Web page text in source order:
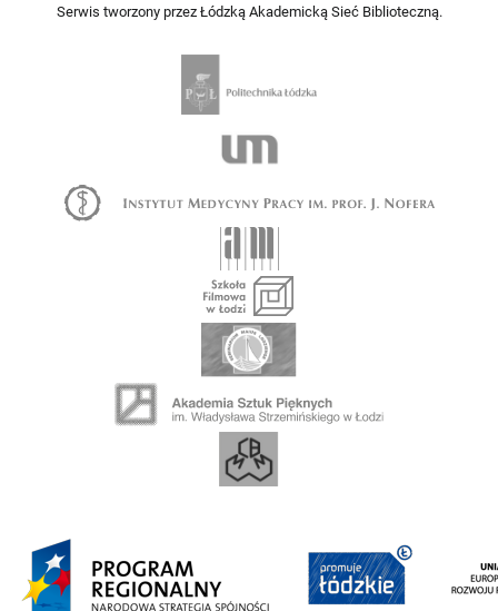
Serwis tworzony przez Łódzką Akademicką Sieć Biblioteczną.